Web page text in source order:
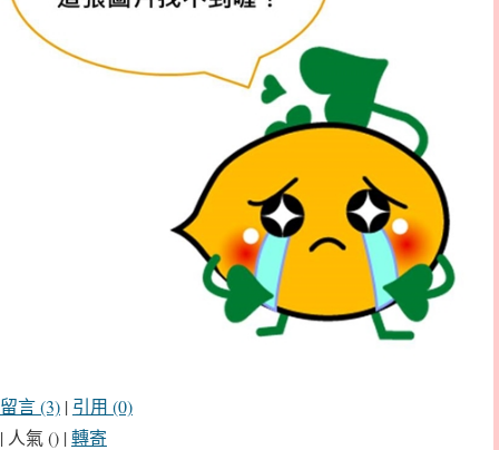
留言 (3) | 引用 (0)
| 人氣 () |轉寄